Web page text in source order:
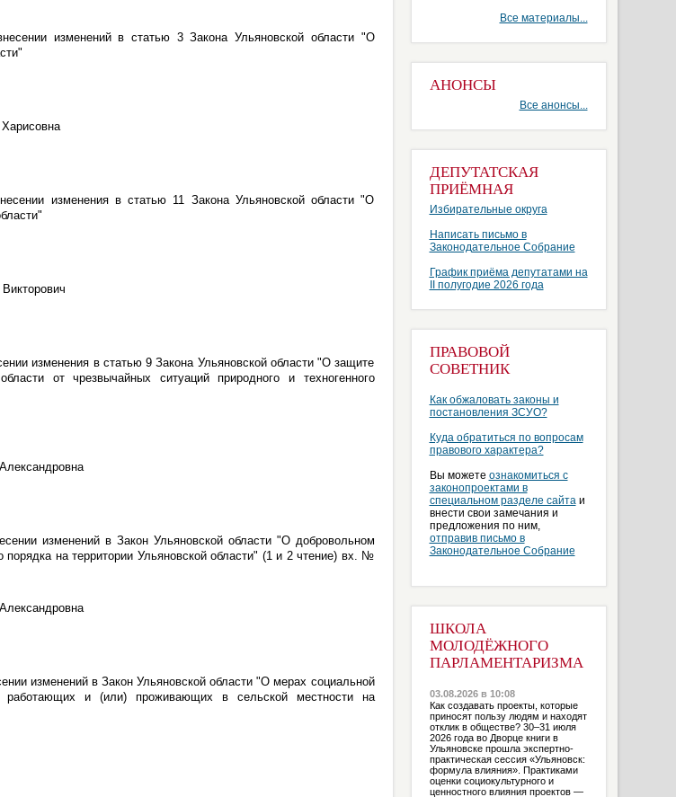
изменений в статью 3 Закона Ульяновской области "О
изменения в статью 11 Закона Ульяновской области "О
изменения в статью 9 Закона Ульяновской области "О защите
от чрезвычайных ситуаций природного и техногенного
изменений в Закон Ульяновской области "О добровольном
порядка на территории Ульяновской области" (1 и 2 чтение) вх. №
изменений в Закон Ульяновской области "О мерах социальной
работающих и (или) проживающих в сельской местности на
Все материалы...
АНОНСЫ
Все анонсы...
ДЕПУТАТСКАЯ
ПРИЁМНАЯ
Избирательные округа
Написать письмо в
Законодательное Собрание
График приёма депутатами на
II полугодие 2026 года
ПРАВОВОЙ
СОВЕТНИК
Как обжаловать законы и
постановления ЗСУО?
Куда обратиться по вопросам
правового характера?
Вы можете ознакомиться с
законопроектами в
специальном разделе сайтаи
внести свои замечания и
предложения по ним,
отправив письмо в
Законодательное Собрание
ШКОЛА
МОЛОДЁЖНОГО
ПАРЛАМЕНТАРИЗМА
03.08.2026 в 10:08
Как создавать проекты, которые
приносят пользу людям и находят
отклик в обществе? 30–31 июля
2026 года во Дворце книги в
Ульяновске прошла экспертно-
практическая сессия «Ульяновск:
формула влияния». Практиками
оценки социокультурного и
ценностного влияния проектов —